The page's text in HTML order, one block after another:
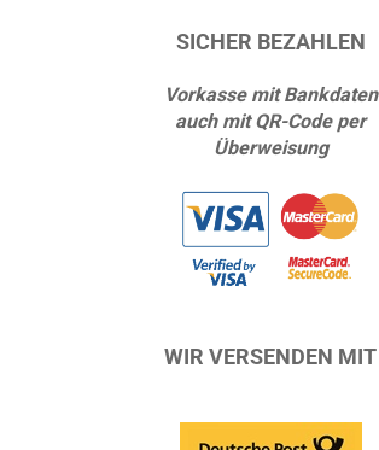
SICHER BEZAHLEN
Vorkasse mit Bankdaten
auch mit QR-Code per
Überweisung
WIR VERSENDEN MIT